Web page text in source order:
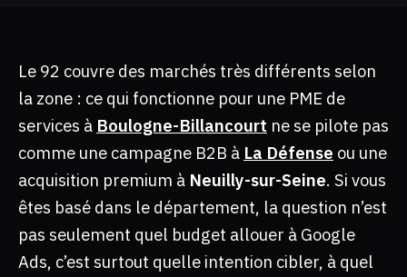
Le 92 couvre des marchés très différents selon
la zone : ce qui fonctionne pour une PME de
services à Boulogne-Billancourt ne se pilote pas
comme une campagne B2B à La Défense ou une
acquisition premium à Neuilly-sur-Seine. Si vous
êtes basé dans le département, la question n’est
pas seulement quel budget allouer à Google
Ads, c’est surtout quelle intention cibler, à quel